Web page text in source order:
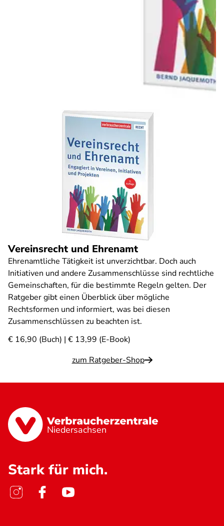
Vereinsrecht und Ehrenamt
Ehrenamtliche Tätigkeit ist unverzichtbar. Doch auch
Initiativen und andere Zusammenschlüsse sind rechtliche
Gemeinschaften, für die bestimmte Regeln gelten. Der
Ratgeber gibt einen Überblick über mögliche
Rechtsformen und informiert, was bei diesen
Zusammenschlüssen zu beachten ist.
€ 16,90 (Buch) | € 13,99 (E-Book)
zum Ratgeber-Shop
Niedersachsen
Stark für mich.